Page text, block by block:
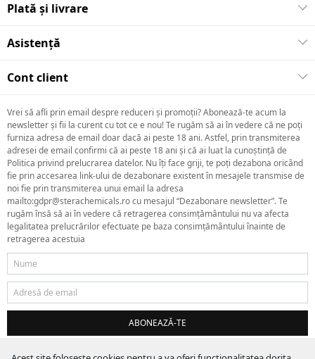
Plată și livrare
Asistență
Cont client
Vrei să afli prin email despre reduceri și promoții? Abonează-te acum la
newsletter și fii la curent cu tot ce e nou! Te rugăm să ai în vedere că ne poți
furniza adresa de email doar dacă ai peste 18 ani. Astfel, prin transmiterea
adresei de email confirmi că ai peste 18 ani și că ai luat la cunoștință de
Politica privind prelucrarea datelor. Nu îți face griji, te poți dezabona oricând
fie prin accesarea link-ului de dezabonare existent în mesajele transmise de
noi fie prin transmiterea unui email la adresa
mailto:gdpr@sterachemicals.ro cu mesajul “Dezabonare newsletter”. Te
rugăm însă să ai în vedere că retragerea consimțământului nu va afecta
legalitatea prelucrărilor efectuate pe baza consimțământului înainte de
retragerea acestuia
ABONEAZĂ-TE